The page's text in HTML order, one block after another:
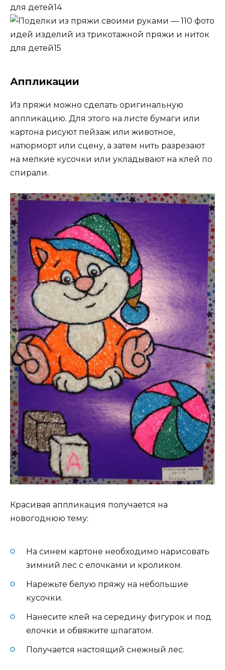
Аппликации
Из пряжи можно сделать оригинальную
аппликацию. Для этого на листе бумаги или
картона рисуют пейзаж или животное,
натюрморт или сцену, а затем нить разрезают
на мелкие кусочки или укладывают на клей по
спирали.
Красивая аппликация получается на
новогоднюю тему:
На синем картоне необходимо нарисовать
зимний лес с елочками и кроликом.
Нарежьте белую пряжу на небольшие
кусочки.
Нанесите клей на середину фигурок и под
елочки и обвяжите шпагатом.
Получается настоящий снежный лес.